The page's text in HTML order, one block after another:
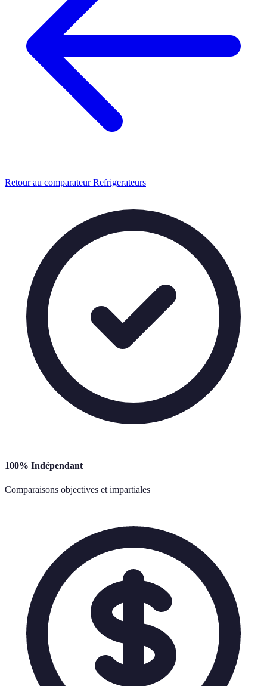
Retour au comparateur Refrigerateurs
100% Indépendant
Comparaisons objectives et impartiales